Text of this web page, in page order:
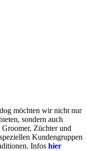
möchten wir nicht nur
sondern auch
Züchter und
Kundengruppen
Infos hier